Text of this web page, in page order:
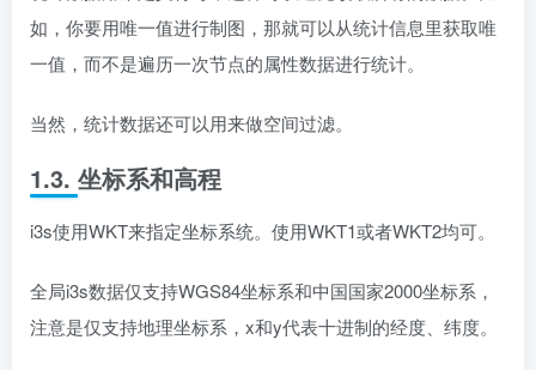
如，你要用唯一值进行制图，那就可以从统计信息里获取唯
一值，而不是遍历一次节点的属性数据进行统计。
当然，统计数据还可以用来做空间过滤。
1.3. 坐标系和高程
i3s使用WKT来指定坐标系统。使用WKT1或者WKT2均可。
全局i3s数据仅支持WGS84坐标系和中国国家2000坐标系，
注意是仅支持地理坐标系，x和y代表十进制的经度、纬度。